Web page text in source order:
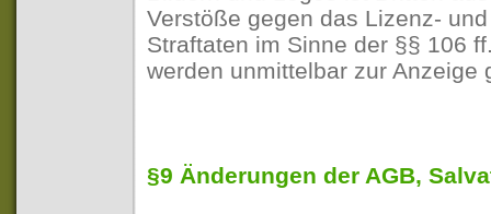
Verstöße gegen das Lizenz-
Straftaten im Sinne der §§ 106
werden unmittelbar zur Anzeige
§9 Änderungen der AGB,